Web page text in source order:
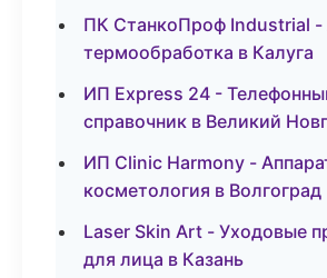
ПК СтанкоПроф Industrial -
термообработка в Калуга
ИП Express 24 -
справочник в Великий
ИП Clinic Harmony -
косметология в Волгоград
Laser Skin Art - Уходовые
для лица в Казань